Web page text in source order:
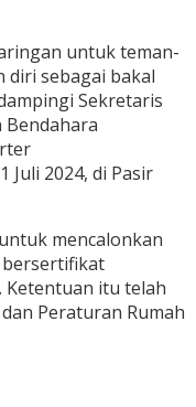
untuk teman-
diri sebagai bakal
Sekretaris
Bendahara
Juli 2024, di Pasir
mencalonkan
bersertifikat
Ketentuan itu telah
Peraturan Rumah